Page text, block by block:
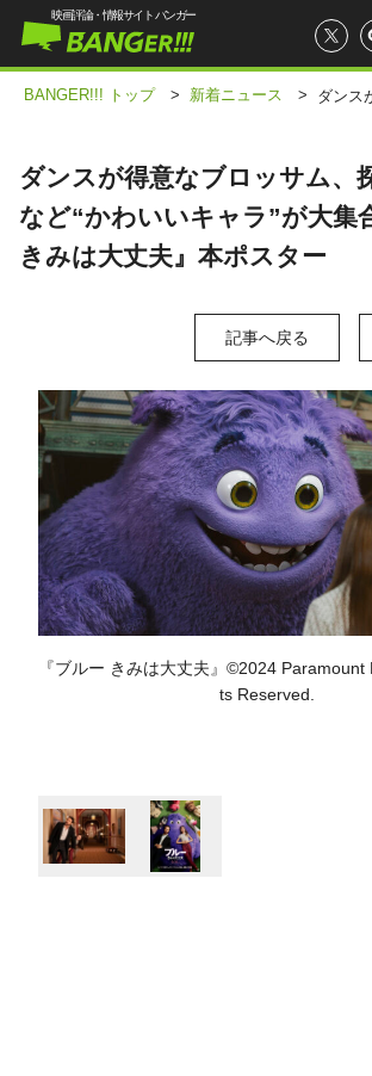
映画評価
映画評論・情報サイト バンガー
BANGER!!! トップ > 新着ニュース > ダンス
ダンスが得意なブロッサム、
など“かわいいキャラ”が大集
きみは大丈夫』本ポスター
記事へ戻る
『ブルー きみは大丈夫』©2024 Paramount
ts Reserved.